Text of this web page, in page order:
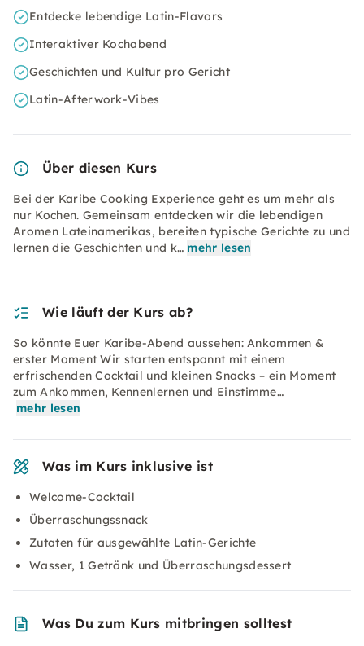
Entdecke lebendige Latin-Flavors
Interaktiver Kochabend
Geschichten und Kultur pro Gericht
Latin-Afterwork-Vibes
Über diesen Kurs
Bei der Karibe Cooking Experience geht es um mehr als
nur Kochen. Gemeinsam entdecken wir die lebendigen
Aromen Lateinamerikas, bereiten typische Gerichte zu und
lernen die Geschichten und k… mehr lesen
Wie läuft der Kurs ab?
So könnte Euer Karibe-Abend aussehen: Ankommen &
erster Moment Wir starten entspannt mit einem
erfrischenden Cocktail und kleinen Snacks – ein Moment
zum Ankommen, Kennenlernen und Einstimme…
mehr lesen
Was im Kurs inklusive ist
Welcome-Cocktail
Überraschungssnack
Zutaten für ausgewählte Latin-Gerichte
Wasser, 1 Getränk und Überraschungsdessert
Was Du zum Kurs mitbringen solltest